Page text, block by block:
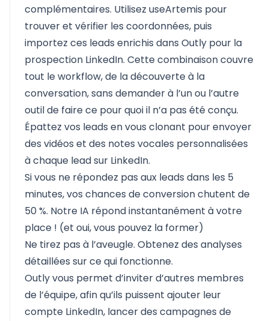
complémentaires. Utilisez useArtemis pour
trouver et vérifier les coordonnées, puis
importez ces leads enrichis dans Outly pour la
prospection LinkedIn. Cette combinaison couvre
tout le workflow, de la découverte à la
conversation, sans demander à l’un ou l’autre
outil de faire ce pour quoi il n’a pas été conçu.
Épattez vos leads en vous clonant pour envoyer
des vidéos et des notes vocales personnalisées
à chaque lead sur LinkedIn.
Si vous ne répondez pas aux leads dans les 5
minutes, vos chances de conversion chutent de
50 %. Notre IA répond instantanément à votre
place ! (et oui, vous pouvez la former)
Ne tirez pas à l’aveugle. Obtenez des analyses
détaillées sur ce qui fonctionne.
Outly vous permet d’inviter d’autres membres
de l’équipe, afin qu’ils puissent ajouter leur
compte LinkedIn, lancer des campagnes de